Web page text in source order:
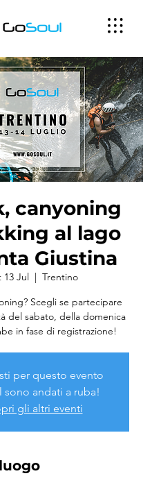
canyoning
al lago
Giustina
13 Jul
  |
Trentino
Scegli se partecipare
del sabato, della domenica
in fase di registrazione!
per questo evento
sono andati a ruba!
gli altri eventi